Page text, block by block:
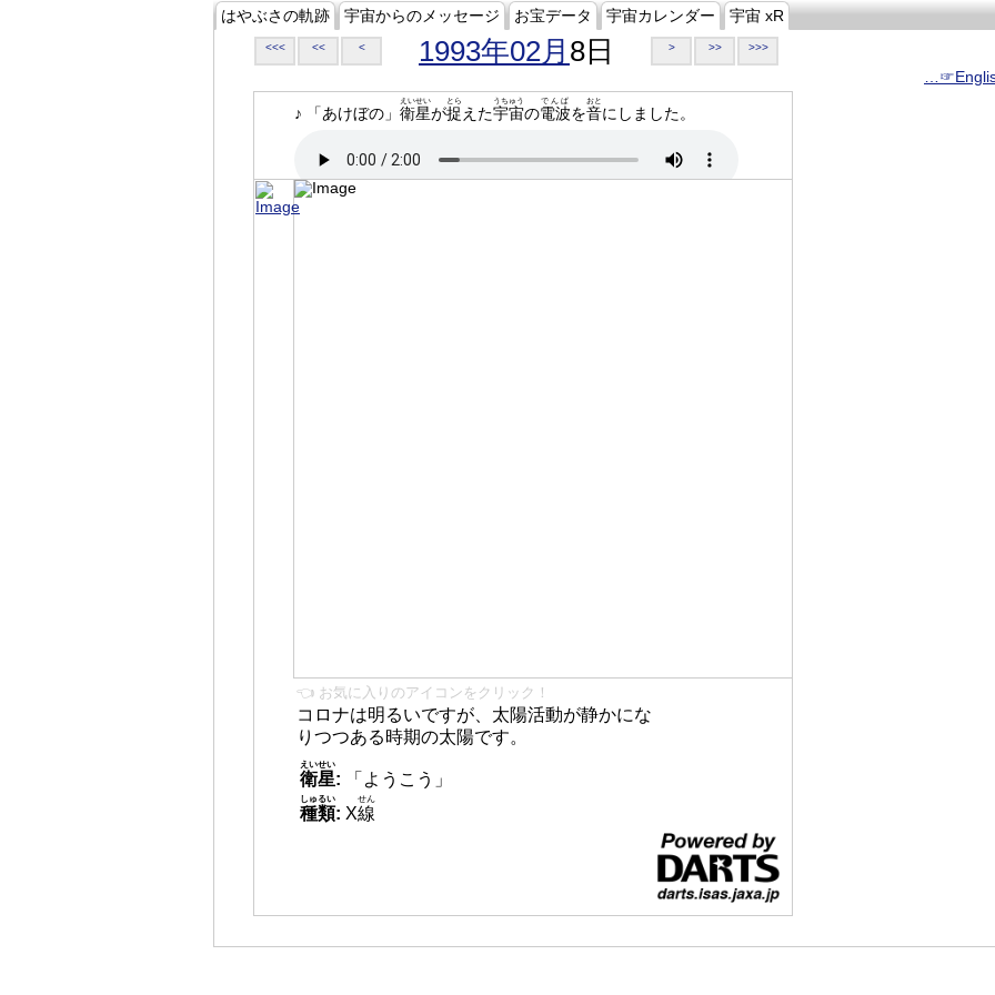
はやぶさの軌跡 宇宙からのメッセージ お宝データ 宇宙カレンダー 宇宙 xR
<<< << < 1993年02月 8日 > >> >>>
♪ 「あけぼの」 衛星
えいせい
が捉
とら
えた宇宙
うちゅう
の電波
でんぱ
を音
おと
にしました。
👈 お気に入りのアイコンをクリック！
コロナは明るいですが、太陽活動が静かにな
りつつある時期の太陽です。
衛星
えいせい
:
「ようこう」
種類
しゅるい
: X線
せん